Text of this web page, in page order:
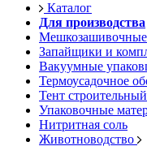
Каталог
Для производства
Запайщики и
Вакуумные
Термоусадочное
Тент строительный
Упаковочные
Нитритная соль
Животноводство